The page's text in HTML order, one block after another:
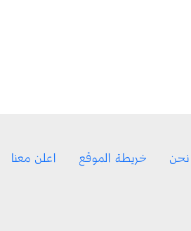
Footerخريطة الموقع اعلن معنا